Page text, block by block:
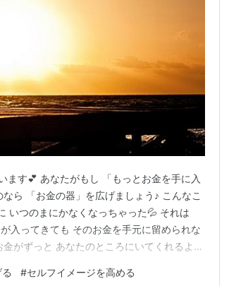
ます💕 あなたがもし 「もっとお金を手に入
ら 「お金の器」を広げましょう♪ こんなこ
いつのまにかなくなっちゃった💦 それは
入ってきても そのお金を手元に留められな
がずっと あなたのところにいてくれるよう
クワクするもの あなたが価値を感じている
#セルフイメージを高める